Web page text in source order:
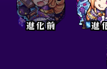
進化前 進